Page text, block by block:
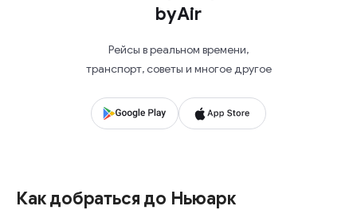
byAir
Рейсы в реальном времени,
транспорт, советы и многое другое
Как добраться до Ньюарк